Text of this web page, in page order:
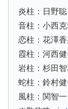
炎柱：日野聡
音柱：小西
恋柱：花澤
霞柱：河西
岩柱：杉田智
蛇柱：鈴村健
風柱：関智一